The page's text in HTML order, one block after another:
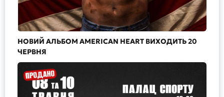
НОВИЙ АЛЬБОМ AMERICAN HEART ВИХОДИТЬ 20
ЧЕРВНЯ